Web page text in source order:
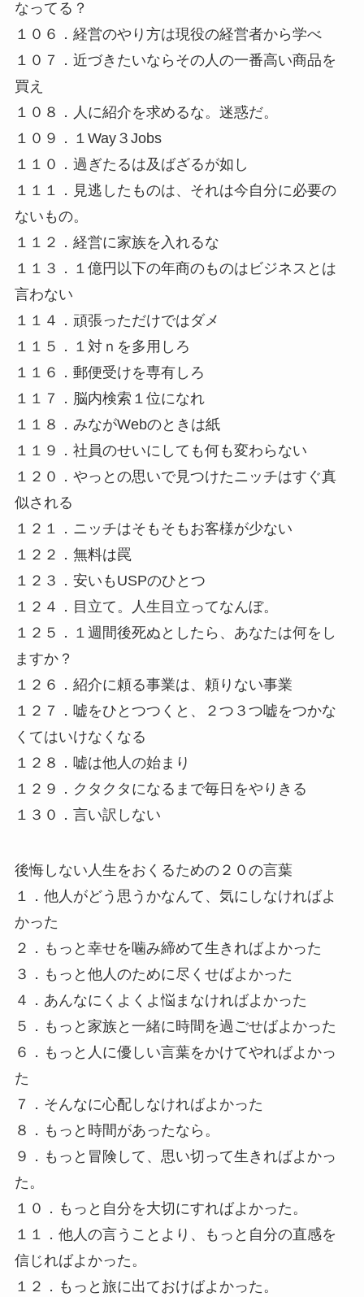
なってる？
１０６．経営のやり方は現役の経営者から学べ
１０７．近づきたいならその人の一番高い商品を
買え
１０８．人に紹介を求めるな。迷惑だ。
１０９．１Way３Jobs
１１０．過ぎたるは及ばざるが如し
１１１．見逃したものは、それは今自分に必要の
ないもの。
１１２．経営に家族を入れるな
１１３．１億円以下の年商のものはビジネスとは
言わない
１１４．頑張っただけではダメ
１１５．１対ｎを多用しろ
１１６．郵便受けを専有しろ
１１７．脳内検索１位になれ
１１８．みながWebのときは紙
１１９．社員のせいにしても何も変わらない
１２０．やっとの思いで見つけたニッチはすぐ真
似される
１２１．ニッチはそもそもお客様が少ない
１２２．無料は罠
１２３．安いもUSPのひとつ
１２４．目立て。人生目立ってなんぼ。
１２５．１週間後死ぬとしたら、あなたは何をし
ますか？
１２６．紹介に頼る事業は、頼りない事業
１２７．嘘をひとつつくと、２つ３つ嘘をつかな
くてはいけなくなる
１２８．嘘は他人の始まり
１２９．クタクタになるまで毎日をやりきる
１３０．言い訳しない
後悔しない人生をおくるための２０の言葉
１．他人がどう思うかなんて、気にしなければよ
かった
２．もっと幸せを噛み締めて生きればよかった
３．もっと他人のために尽くせばよかった
４．あんなにくよくよ悩まなければよかった
５．もっと家族と一緒に時間を過ごせばよかった
６．もっと人に優しい言葉をかけてやればよかっ
た
７．そんなに心配しなければよかった
８．もっと時間があったなら。
９．もっと冒険して、思い切って生きればよかっ
た。
１０．もっと自分を大切にすればよかった。
１１．他人の言うことより、もっと自分の直感を
信じればよかった。
１２．もっと旅に出ておけばよかった。